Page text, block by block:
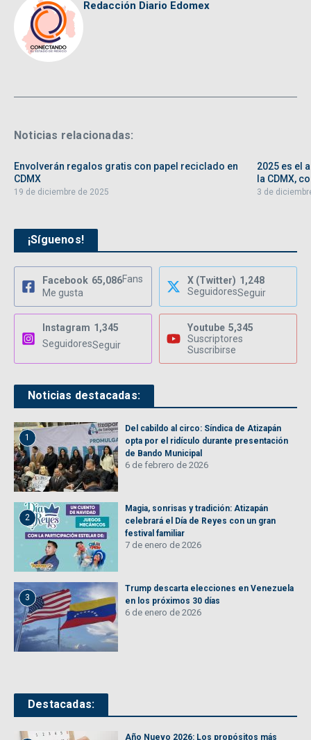
Redacción Diario Edomex
Noticias relacionadas:
Envolverán regalos gratis con papel reciclado en
CDMX
19 de diciembre de 2025
2025 es el
la CDMX,
3 de
¡Síguenos!
Facebook 65,086Fans
Me gusta
X (Twitter) 1,248
SeguidoresSeguir
Instagram 1,345
SeguidoresSeguir
Youtube 5,345
Suscriptores
Suscribirse
Noticias destacadas:
1
Del cabildo al circo: Síndica de Atizapán
opta por el ridículo durante presentación
de Bando Municipal
6 de febrero de 2026
2
Magia, sonrisas y tradición: Atizapán
celebrará el Día de Reyes con un gran
festival familiar
7 de enero de 2026
3
Trump descarta elecciones en Venezuela
en los próximos 30 días
6 de enero de 2026
Destacadas:
Año Nuevo 2026: Los propósitos más